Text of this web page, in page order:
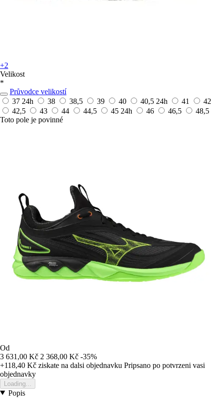
+2
Velikost
*
Průvodce velikostí
37 24h 38 38,5 39 40 40,5 24h 41
42
42,5
43 44 44,5 45 24h 46 46,5
48,5
Toto pole je povinné
Od
3 631,00 Kč 2 368,00 Kč -35%
+118,40 Kč ziskate na dalsi objednavku Pripsano po potvrzeni vasi
objednavky
Loading...
Popis